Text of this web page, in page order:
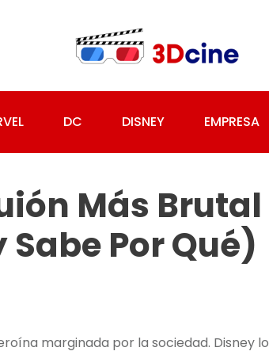
DC DISNEY EMPRESA
Más Brutal
Por Qué)
marginada por la sociedad. Disney lo